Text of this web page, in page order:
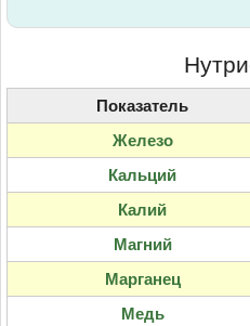
Показатель
Железо
Кальций
Калий
Магний
Марганец
Медь